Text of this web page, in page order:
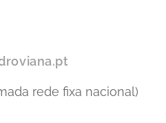
rede fixa nacional)